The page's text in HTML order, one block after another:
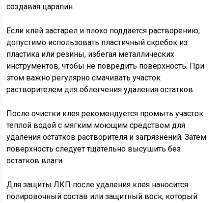
создавая царапин.
Если клей застарел и плохо поддается растворению,
допустимо использовать пластичный скребок из
пластика или резины, избегая металлических
инструментов, чтобы не повредить поверхность. При
этом важно регулярно смачивать участок
растворителем для облегчения удаления остатков.
После очистки клея рекомендуется промыть участок
теплой водой с мягким моющим средством для
удаления остатков растворителя и загрязнений. Затем
поверхность следует тщательно высушить без
остатков влаги.
Для защиты ЛКП после удаления клея наносится
полировочный состав или защитный воск, который